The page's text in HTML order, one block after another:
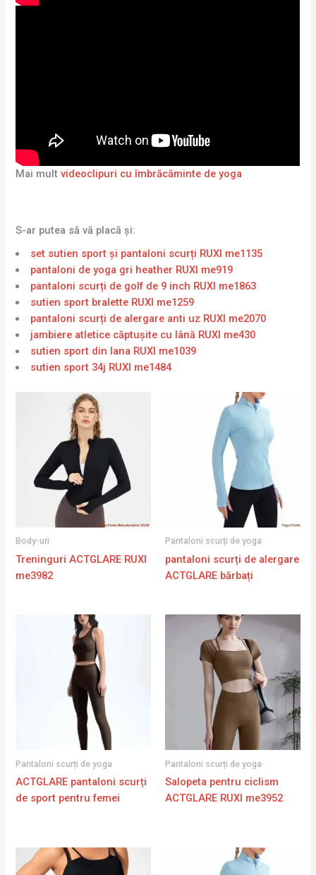
Mai multvideoclipuri cu îmbrăcăminte de yoga
S-ar putea să vă placă și:
set sutien sport și pantaloni scurți RUXI me1135
pantaloni de yoga gri heather RUXI me919
pantaloni scurți de golf de 9 inch RUXI me1863
sutien sport bralette RUXI me1259
pantaloni scurți de alergare anti uz RUXI me2070
jambiere atletice căptușite cu lână RUXI me430
sutien sport din lana RUXI me1039
sutien sport 34j RUXI me1484
Body-uri
Treninguri ACTGLARE RUXI
me3982
Pantaloni scurți de yoga
pantaloni scurți de alergare
ACTGLARE bărbați
Pantaloni scurți de yoga
ACTGLARE pantaloni scurți
de sport pentru femei
Pantaloni scurți de yoga
Salopeta pentru ciclism
ACTGLARE RUXI me3952